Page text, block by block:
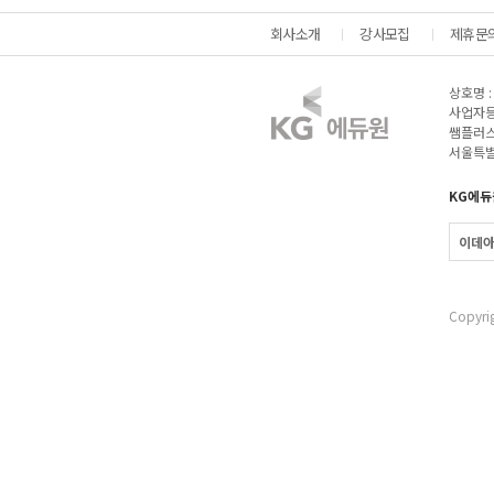
회사소개 강사모집 제휴문
상호명
사업자
쌤플러
서울특
KG에
이데